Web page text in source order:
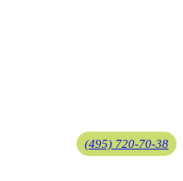
(495) 720-70-38